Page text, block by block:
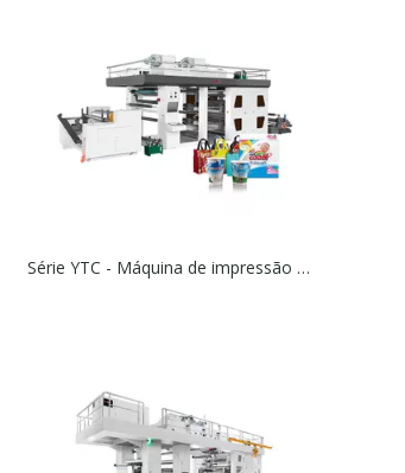
Série YTC - Máquina de impressão flexográfica do tipo CI